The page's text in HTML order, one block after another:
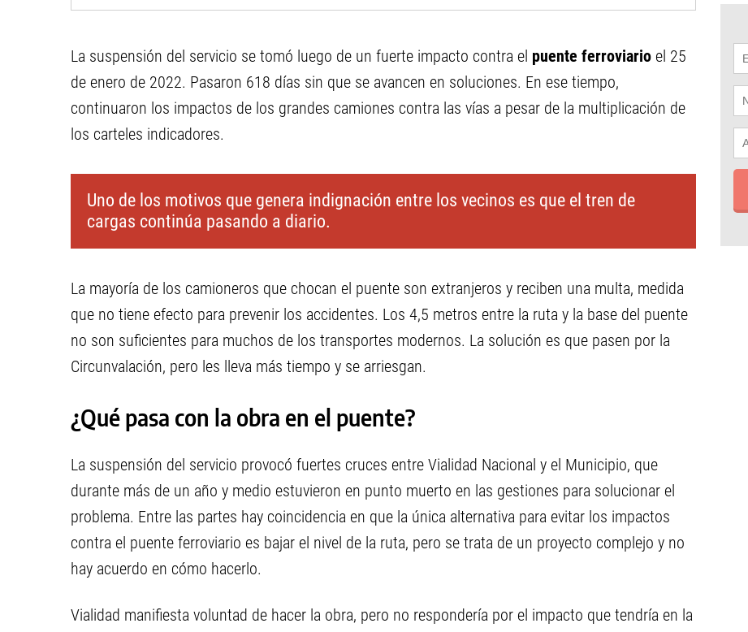
La suspensión del servicio se tomó luego de un fuerte impacto contra el puente ferroviario el 25
de enero de 2022. Pasaron 618 días sin que se avancen en soluciones. En ese tiempo,
continuaron los impactos de los grandes camiones contra las vías a pesar de la multiplicación de
los carteles indicadores.
Uno de los motivos que genera indignación entre los vecinos es que el tren de
cargas continúa pasando a diario.
La mayoría de los camioneros que chocan el puente son extranjeros y reciben una multa, medida
que no tiene efecto para prevenir los accidentes. Los 4,5 metros entre la ruta y la base del puente
no son suficientes para muchos de los transportes modernos. La solución es que pasen por la
Circunvalación, pero les lleva más tiempo y se arriesgan.
¿Qué pasa con la obra en el puente?
La suspensión del servicio provocó fuertes cruces entre Vialidad Nacional y el Municipio, que
durante más de un año y medio estuvieron en punto muerto en las gestiones para solucionar el
problema. Entre las partes hay coincidencia en que la única alternativa para evitar los impactos
contra el puente ferroviario es bajar el nivel de la ruta, pero se trata de un proyecto complejo y no
hay acuerdo en cómo hacerlo.
Vialidad manifiesta voluntad de hacer la obra, pero no respondería por el impacto que tendría en la